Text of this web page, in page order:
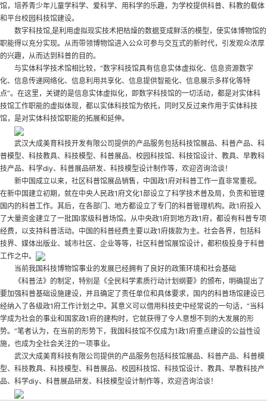
馆，培养青少年儿童学科学、爱科学、用科学的乐趣，为学校提供科普、科教的载体
和平台校园科技馆建设。
数字科技馆,是利用虚拟现实技术把枯燥的数据变成鲜活的模型，使实体博物馆的
职能得以充分实现。从而带领博物馆进入公众可参与交互式的新时代，引发观众浓厚
的兴趣，从而达到科普的目的。
与实体科学技术馆相比较，“数字科技馆具有信息实体虚拟化、信息资源数字
化、信息传递网络化、信息利用共享化、信息提供智能化、信息展示多样化等特
点”。在这里，关键的是信息实体虚拟化，即数字科技馆的一切活动，都是对实体科
技馆工作职能的虚拟体现，都以实体科技馆为依托，同时又反过来作用于实体科技
馆，是对实体科技馆职能的拓展和延伸。
武汉大成美育科技开发有限公司提供的产品服务包括科技馆展品、科普产品、科
普模型、科技教具、科技模型、科普展品、校园科技馆、科技馆设计、教具、早教科
技产品、科学diy、科普展品研发、科技模型设计制作等，欢迎咨询洽谈！
新中国成立以来，社区科普馆展品销售，中国政1府对科普工作一直非常重视。
在新中国建立初期，就在中央人民政1府文化1部设立了科学技术普及局，负责和管理
国内的科普工作。其后，在各部门、地方都设立了专门的科普管理机构。政1府投入
了大量资金建立了一批国l家级科普场馆。从中央政1府到地方政1府，都设有科普专项
经费，以支持科普活动。中国的科普经费主要以政1府拨款为主。社会各界，包括科
技界、媒体出版业、城市社区、企业等等，社区科普馆展馆设计，都积极投身于科普
工作之中。
当前我国科技博物馆事业的发展已经拥有了良好的政策环境和社会基础
《科普法》的制定，特别是《全民科学素质行动计划纲要》的颁布，明确提出了
要加强科普基础设施建设，并且确定了责任单位和具体要求，国内的科普场馆建设已
经纳入了各级政1府工作计划之中。其意义可以借用科技史中经常说的一句话，“当科
学成为社会的事业和国家政1府的建构时，它就获得了令人意想不到的大发展的形
势。”笔者认为，在当前的形势下，我国科技馆不仅成为1政1府重点建设的公益性设
施，也成为全社会关注的一项事业。
武汉大成美育科技有限公司提供的产品服务包括科技馆展品、科普产品、科普模
型、科技教具、科技模型、科普展品、校园科技馆、科技馆设计、教具、早教科技产
品、科学diy、科普展品研发、科技模型设计制作等，欢迎咨询洽谈！